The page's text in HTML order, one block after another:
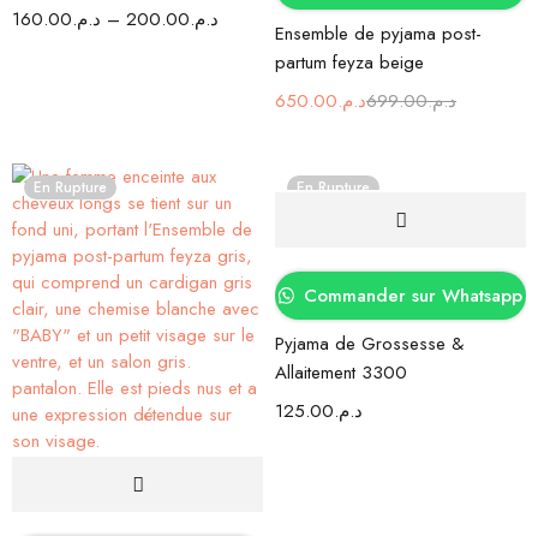
د.م.160.00 – د.م.200.00
Ensemble de pyjama post-
partum feyza beige
د.م.699.00د.م.650.00
En Rupture En Rupture
Commander sur Whatsapp
Pyjama de Grossesse &
Allaitement 3300
د.م.125.00